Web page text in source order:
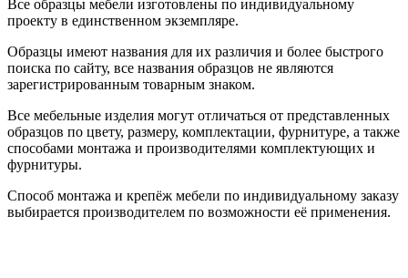
Все образцы мебели изготовлены по индивидуальному
проекту в единственном экземпляре.
Образцы имеют названия для их различия и более быстрого
поиска по сайту, все названия образцов не являются
зарегистрированным товарным знаком.
Все мебельные изделия могут отличаться от представленных
образцов по цвету, размеру, комплектации, фурнитуре, а также
способами монтажа и производителями комплектующих и
фурнитуры.
Способ монтажа и крепёж мебели по индивидуальному заказу
выбирается производителем по возможности её применения.